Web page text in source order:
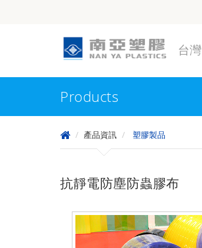
台灣
Products
產品資訊 塑膠製品
抗靜電防塵防蟲膠布